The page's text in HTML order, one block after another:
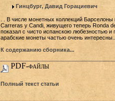
Гинцбург, Давид Горациевич
. . В числе монетных коллекций
Carreras у Candi, живущего теперь Ronda
показал с чисто испанскою любезностью и
арабские монеты частью очень интересны...
К содержанию сборника...
PDF-файлы
Полный текст статьи